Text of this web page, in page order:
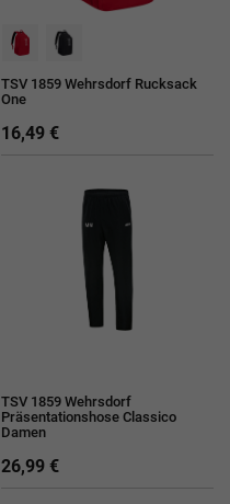
TSV 1859 Wehrsdorf Rucksack
One
16,49 €
TSV 1859 Wehrsdorf
Präsentationshose Classico
Damen
26,99 €